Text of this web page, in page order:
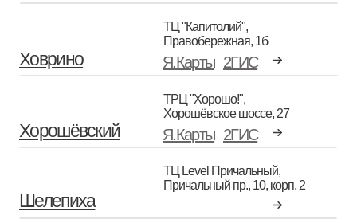
Ховрино
ТЦ "Капитолий",
Правобережная, 1б
Я.Карты
Хорошёвский
2ГИС
ТРЦ "Хорошо!",
Хорошёвское шоссе, 27
Я.Карты 2ГИС
Шелепиха
ТЦ Level Причальный,
Причальный пр., 10, корп. 2